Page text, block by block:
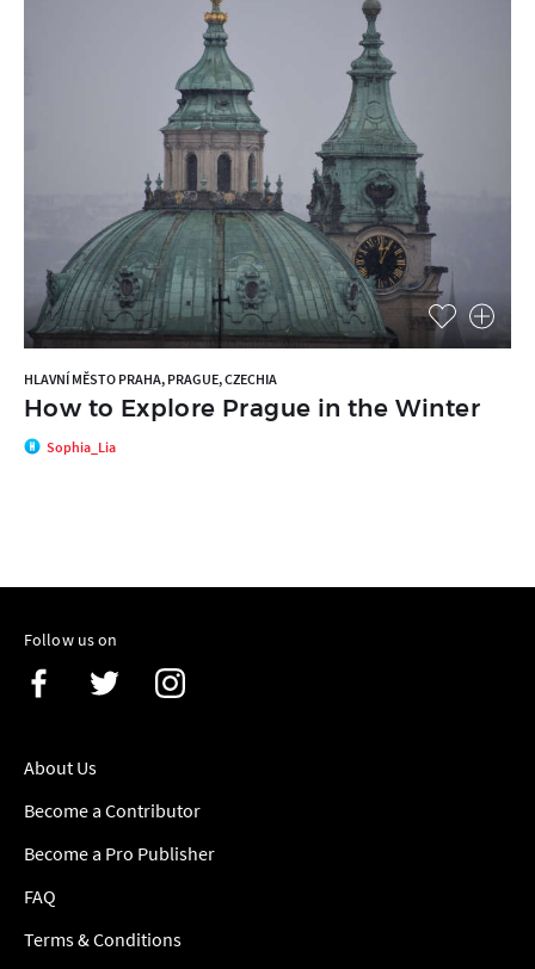
HLAVNÍ MĚSTO PRAHA, PRAGUE, CZECHIA
How to Explore Prague in the Winter
Sophia_Lia
Follow us on
About Us
Become a Contributor
Become a Pro Publisher
FAQ
Terms & Conditions